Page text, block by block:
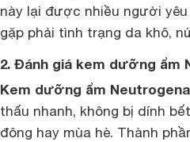
này lại được nhiều người
gặp phải tình trạng da khô,
2. Đánh giá kem dưỡng ẩm
Kem dưỡng ẩm
thấu nhanh, không bị dính
đông hay mùa hè. Thành